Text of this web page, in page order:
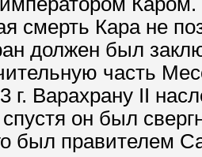
смерть Кара не
должен был
часть
г. Варахрану II
спустя он был
был правителем